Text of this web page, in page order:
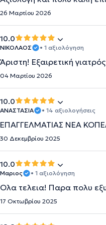
26 Μαρτίου 2026
10.0
ΝΙΚΟΛΑΟΣ • 1 αξιολόγηση
Άριστη! Εξαιρετική
04 Μαρτίου 2026
10.0
ΑΝΑΣΤΑΣΙΑ • 14 αξιολογήσεις
ΕΠΑΓΓΕΛΜΑΤΙΑΣ ΝΕΑ
30 Δεκεμβρίου 2025
10.0
Μαριος • 1 αξιολόγηση
Ολα τελεια! Παρα πολυ
17 Οκτωβρίου 2025